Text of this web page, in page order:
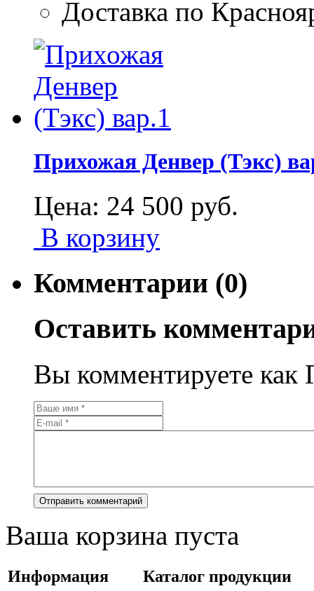
Доставка по
Прихожая Денвер (Тэкс)
Цена: 24 500 руб.
В корзину
Комментарии (0)
Оставить
Вы комментируете как
Ваша корзина пуста
Информация Каталог продукции